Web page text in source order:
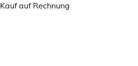
Kauf auf Rechnung